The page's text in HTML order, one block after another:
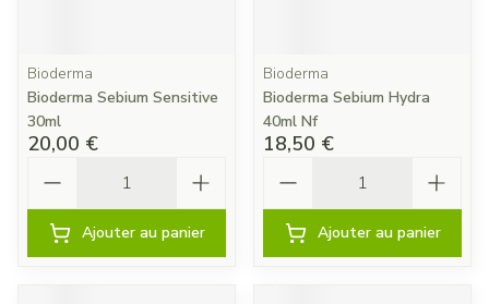
Bioderma
Bioderma Sebium Sensitive
30ml
20,00 €
Ajouter au panier
Bioderma
Bioderma Sebium Hydra
40ml Nf
18,50 €
Ajouter au panier